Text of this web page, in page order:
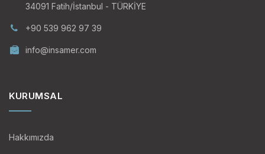
34091 Fatih/İstanbul - TÜRKİYE
+90 539 962 97 39
info@insamer.com
KURUMSAL
Hakkımızda